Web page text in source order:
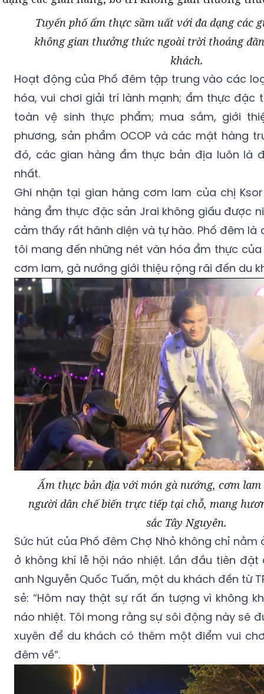
Tuyến phố ẩm thực sầm uất với đa dạng các
không gian thưởng thức ngoài trời thoáng
khách.
Hoạt động của Phố đêm tập trung vào các
hóa, vui chơi giải trí lành mạnh; ẩm thực đặc
toàn vệ sinh thực phẩm; mua sắm, giới
phương, sản phẩm OCOP và các mặt hàng
đó, các gian hàng ẩm thực bản địa luôn là
nhất.
Ghi nhận tại gian hàng cơm lam của chị Ksor
hàng ẩm thực đặc sản Jrai không giấu được
cảm thấy rất hãnh diện và tự hào. Phố đêm là
tôi mang đến những nét văn hóa ẩm thực
cơm lam, gà nướng giới thiệu rộng rãi đến du
Ẩm thực bản địa với món gà nướng, cơm
người dân chế biến trực tiếp tại chỗ, mang
sắc Tây Nguyên.
​Sức hút của Phố đêm Chợ Nhỏ không chỉ
ở không khí lễ hội náo nhiệt. Lần đầu tiên đặt
anh Nguyễn Quốc Tuấn, một du khách đến từ
sẻ: “Hôm nay thật sự rất ấn tượng vì không
náo nhiệt. Tôi mong rằng sự sôi động này sẽ
xuyên để du khách có thêm một điểm vui
đêm về”.